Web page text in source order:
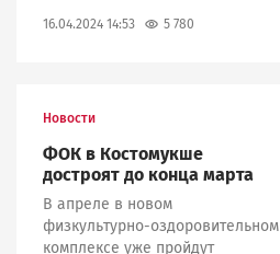
16.04.2024 14:53 5 780
Новости
ФОК в Костомукше
достроят до конца марта
В апреле в новом
физкультурно-оздоровительном
комплексе уже пройдут